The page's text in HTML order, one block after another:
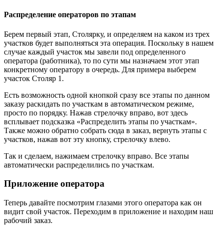
Распределение операторов по этапам
Берем первый этап, Столярку, и определяем на каком из трех
участков будет выполняться эта операция. Поскольку в нашем
случае каждый участок мы завели под определенного
оператора (работника), то по сути мы назначаем этот этап
конкретному оператору в очередь. Для примера выберем
участок Столяр 1.
Есть возможность одной кнопкой сразу все этапы по данном
заказу раскидать по участкам в автоматическом режиме,
просто по порядку. Нажав стрелочку вправо, вот здесь
всплывает подсказка «Распределить этапы по участкам».
Также можно обратно собрать сюда в заказ, вернуть этапы с
участков, нажав вот эту кнопку, стрелочку влево.
Так и сделаем, нажимаем стрелочку вправо. Все этапы
автоматически распределились по участкам.
Приложение оператора
Теперь давайте посмотрим глазами этого оператора как он
видит свой участок. Переходим в приложение и находим наш
рабочий заказ.